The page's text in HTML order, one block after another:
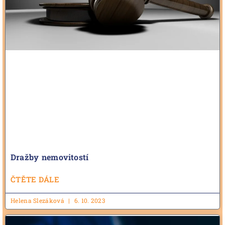
Dražby nemovitostí
ČTĚTE DÁLE
Helena Slezáková 6. 10. 2023